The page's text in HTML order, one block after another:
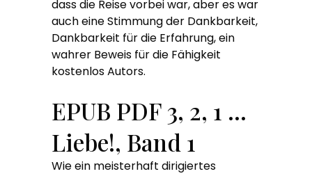
dass die Reise vorbei war, aber es war
auch eine Stimmung der Dankbarkeit,
Dankbarkeit für die Erfahrung, ein
wahrer Beweis für die Fähigkeit
kostenlos Autors.
EPUB PDF 3, 2, 1 …
Liebe!, Band 1
Wie ein meisterhaft dirigiertes